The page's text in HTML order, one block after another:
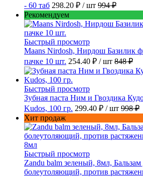
- 60 таб 298.20 ₽ / шт 994 ₽
Рекомендуем
Быстрый просмотр
Maans Nirdosh, Нирдош Базилик
пачке 10 шт. 254.40 ₽ / шт 848 ₽
Быстрый просмотр
Зубная паста Ним и Гвоздика
Kudos, 100 гр. 299.40 ₽ / шт 998 ₽
Хит продаж
Быстрый просмотр
Zandu balm зеленый, 8мл, Бальзам
болеутоляющий, против